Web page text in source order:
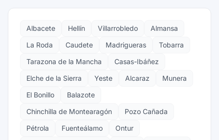
Albacete Hellín Villarrobledo
Almansa
La Roda
Caudete Madrigueras
Tobarra
Tarazona de la Mancha
Casas-Ibáñez
Elche de la Sierra
Yeste Alcaraz
Munera
El Bonillo
Balazote
Chinchilla de Montearagón
Pozo Cañada
Pétrola
Fuenteálamo
Ontur